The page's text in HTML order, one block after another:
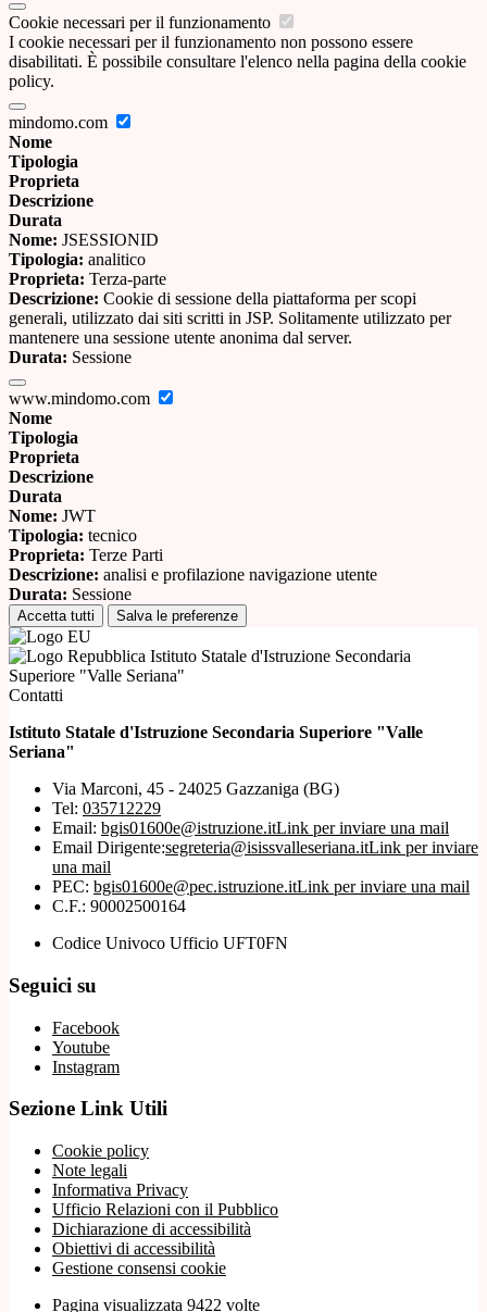
Cookie necessari per il funzionamento
I cookie necessari per il funzionamento non possono essere
disabilitati. È possibile consultare l'elenco nella pagina della cookie
policy.
mindomo.com
Nome
Tipologia
Proprieta
Descrizione
Durata
Nome: JSESSIONID
Tipologia: analitico
Proprieta: Terza-parte
Descrizione: Cookie di sessione della piattaforma per scopi
generali, utilizzato dai siti scritti in JSP. Solitamente utilizzato per
mantenere una sessione utente anonima dal server.
Durata: Sessione
www.mindomo.com
Nome
Tipologia
Proprieta
Descrizione
Durata
Nome: JWT
Tipologia: tecnico
Proprieta: Terze Parti
Descrizione: analisi e profilazione navigazione utente
Durata: Sessione
Accetta tutti Salva le preferenze
Istituto Statale d'Istruzione Secondaria
Superiore "Valle Seriana"
Contatti
Istituto Statale d'Istruzione Secondaria Superiore "Valle
Seriana"
Via Marconi, 45 - 24025 Gazzaniga (BG)
Tel: 035712229
Email: bgis01600e@istruzione.itLink per inviare una mail
Email Dirigente:segreteria@isissvalleseriana.itLink per inviare
una mail
PEC: bgis01600e@pec.istruzione.itLink per inviare una mail
C.F.: 90002500164
Codice Univoco Ufficio UFT0FN
Seguici su
Facebook
Youtube
Instagram
Sezione Link Utili
Cookie policy
Note legali
Informativa Privacy
Ufficio Relazioni con il Pubblico
Dichiarazione di accessibilità
Obiettivi di accessibilità
Gestione consensi cookie
Pagina visualizzata 9422 volte